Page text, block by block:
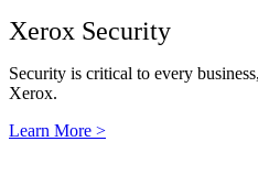
Xerox Security
Security is critical to every
Xerox.
Learn More >